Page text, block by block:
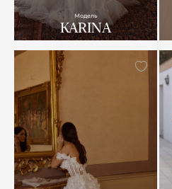
Модель
KARINA